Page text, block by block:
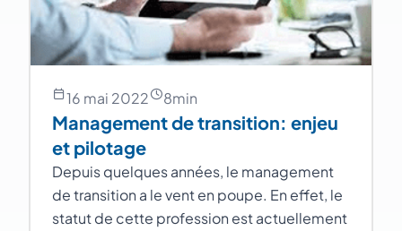
16 mai 2022 8min
Management de transition: enjeu
et pilotage
Depuis quelques années, le management
de transition a le vent en poupe. En effet, le
statut de cette profession est actuellement